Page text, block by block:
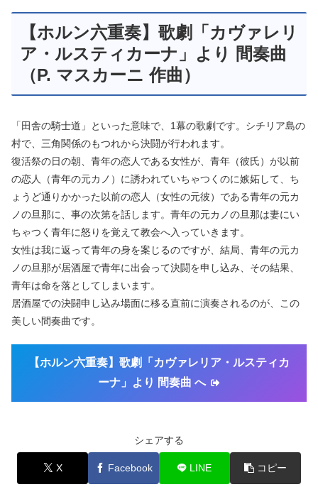
【ホルン六重奏】歌劇「カヴァレリ
ア・ルスティカーナ」より 間奏曲
（P. マスカーニ 作曲）
「田舎の騎士道」といった意味で、1幕の歌劇です。シチリア島の
村で、三角関係のもつれから決闘が行われます。
復活祭の日の朝、青年の恋人である女性が、青年（彼氏）が以前
の恋人（青年の元カノ）に誘われていちゃつくのに嫉妬して、ち
ょうど通りかかった以前の恋人（女性の元彼）である青年の元カ
ノの旦那に、事の次第を話します。青年の元カノの旦那は妻にい
ちゃつく青年に怒りを覚えて教会へ入っていきます。
女性は我に返って青年の身を案じるのですが、結局、青年の元カ
ノの旦那が居酒屋で青年に出会って決闘を申し込み、その結果、
青年は命を落としてしまいます。
居酒屋での決闘申し込み場面に移る直前に演奏されるのが、この
美しい間奏曲です。
【ホルン六重奏】歌劇「カヴァレリア・ルスティカ
ーナ」より 間奏曲 へ
シェアする
X Facebook LINE コピー